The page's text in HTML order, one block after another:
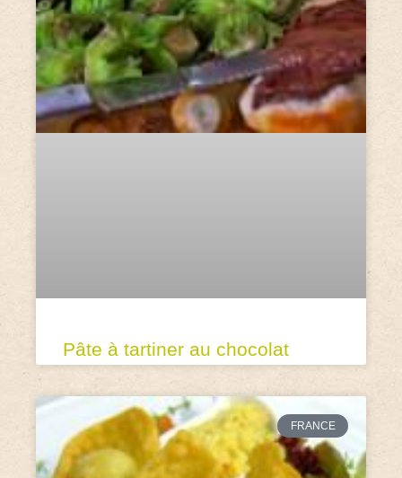
Pâte à tartiner au chocolat
FRANCE